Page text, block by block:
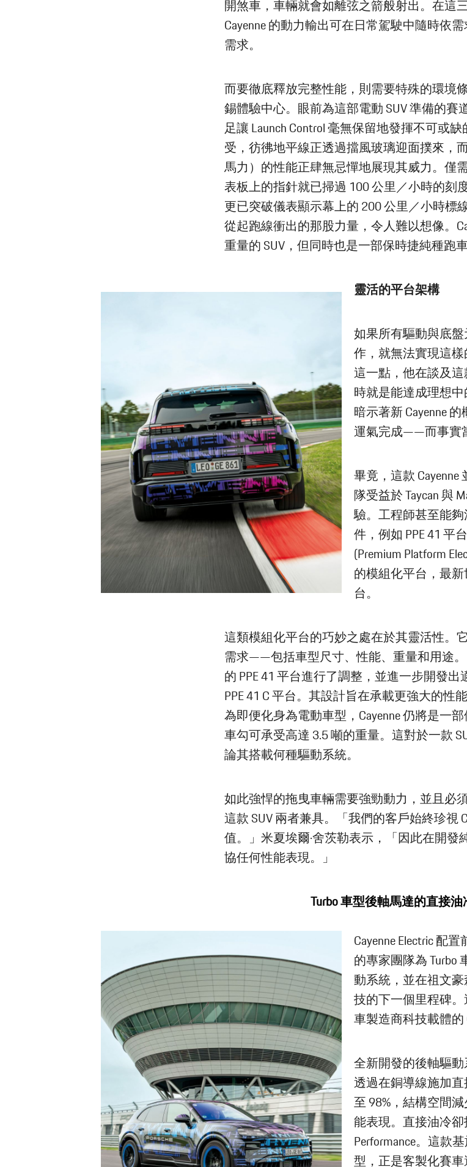
開煞車，車輛就會如離弦之箭般射出。在這
Cayenne 的動力輸出可在日常駕駛中隨時依
需求。
而要徹底釋放完整性能，則需要特殊的環境
錫體驗中心。眼前為這部電動 SUV 準備的賽
足讓 Launch Control 毫無保留地發揮不可或
受，彷彿地平線正透過擋風玻璃迎面撲來，
馬力）的性能正肆無忌憚地展現其威力。僅
表板上的指針就已掃過 100 公里／小時的刻
更已突破儀表顯示幕上的 200 公里／小時標線
從起跑線衝出的那股力量，令人難以想像。
重量的 SUV，但同時也是一部保時捷純種跑車
靈活的平台架構
如果所有驅動與底
作，就無法實現這
這一點，他在談及
時就是能達成理想
暗示著新 Cayenne
運氣完成——而事實
畢竟，這款
隊受益於 Taycan 與
驗。工程師甚至能
件，例如 PPE 41 平
(Premium Platform
的模組化平台，最新
台。
這類模組化平台的巧妙之處在於其靈活性。
需求——包括車型尺寸、性能、重量和用途。
的 PPE 41 平台進行了調整，並進一步開發出
PPE 41 C 平台。其設計旨在承載更強大的性
為即便化身為電動車型，Cayenne 仍將是一
車勾可承受高達 3.5 噸的重量。這對於一款
論其搭載何種驅動系統。
如此強悍的拖曳車輛需要強勁動力，並且必
這款 SUV 兩者兼具。「我們的客戶始終珍視
值。」米夏埃爾·舍茨勒表示，「因此在開發
協任何性能表現。」
Turbo 車型後軸馬達的直接
Cayenne Electric 配
的專家團隊為 Turbo
動系統，並在祖文
技的下一個里程碑
車製造商科技載體的
全新開發的後軸驅動
透過在銅導線施加
至 98%，結構空間
能表現。直接油冷
Performance。這款
型，正是客製化賽